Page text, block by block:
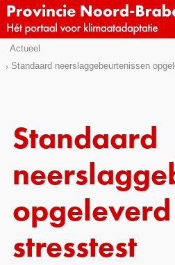
Sla
links
naar
het
Direct
de
pagina
inhoud
Actueel
Standaard neerslaggebeurtenissen
Standaard
stresstest